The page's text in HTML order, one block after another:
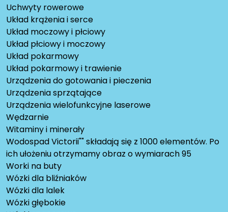
Uchwyty rowerowe
Układ krążenia i serce
Układ moczowy i płciowy
Układ płciowy i moczowy
Układ pokarmowy
Układ pokarmowy i trawienie
Urządzenia do gotowania i pieczenia
Urządzenia sprzątające
Urządzenia wielofunkcyjne laserowe
Wędzarnie
Witaminy i minerały
Wodospad Victorii"" składają się z 1000 elementów. Po
ich ułożeniu otrzymamy obraz o wymiarach 95
Worki na buty
Wózki dla bliźniaków
Wózki dla lalek
Wózki głębokie